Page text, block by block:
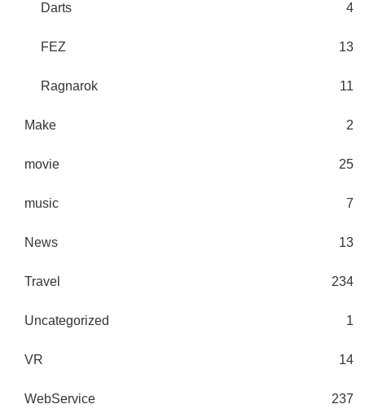
Darts 4
FEZ 13
Ragnarok 11
Make 2
movie 25
music 7
News 13
Travel 234
Uncategorized 1
VR 14
WebService 237